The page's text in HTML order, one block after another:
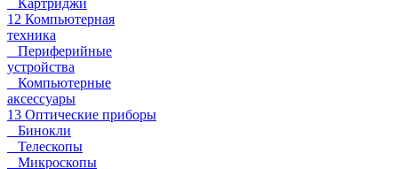
Картриджи
12 Компьютерная
техника
Периферийные
устройства
Компьютерные
аксессуары
13 Оптические приборы
Бинокли
Телескопы
Микроскопы